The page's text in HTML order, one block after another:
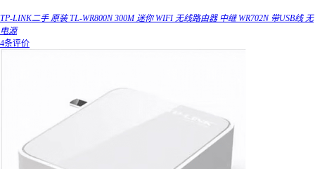
TP-LINK二手 原装 TL-WR800N 300M 迷你 WIFI 无线路由器 中继 WR702N 带USB线 无
电源
4条评价